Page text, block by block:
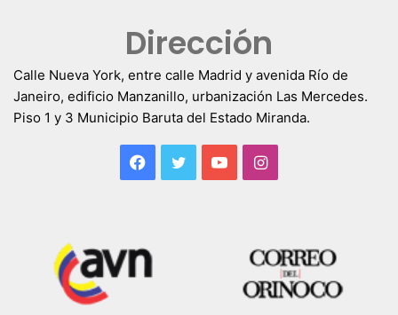
Dirección
Calle Nueva York, entre calle Madrid y avenida Río de
Janeiro, edificio Manzanillo, urbanización Las Mercedes.
Piso 1 y 3 Municipio Baruta del Estado Miranda.
Facebook
TwitterYouTubeInstagram